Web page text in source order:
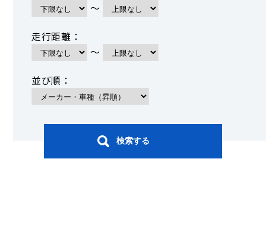
～
走行距離：
～
並び順：